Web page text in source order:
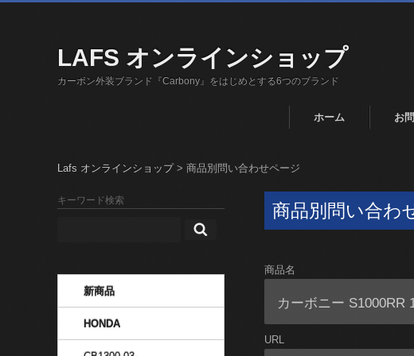
LAFS オンラインショップ
カーボン外装ブランド『Carbony』をはじめとする6つのブランド
ホーム お
Lafs オンラインショップ> 商品別問い合わせページ
商品別問い合わ
商品名
URL
キーワード検索
新商品
HONDA